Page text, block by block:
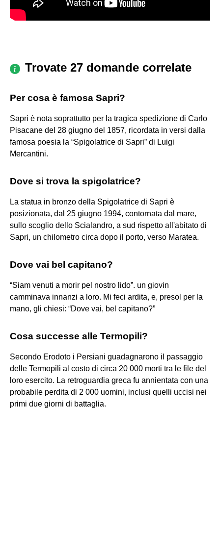
Trovate 27 domande correlate
Per cosa è famosa Sapri?
Sapri è nota soprattutto per la tragica spedizione di Carlo
Pisacane del 28 giugno del 1857, ricordata in versi dalla
famosa poesia la “Spigolatrice di Sapri” di Luigi
Mercantini.
Dove si trova la spigolatrice?
La statua in bronzo della Spigolatrice di Sapri è
posizionata, dal 25 giugno 1994, contornata dal mare,
sullo scoglio dello Scialandro, a sud rispetto all'abitato di
Sapri, un chilometro circa dopo il porto, verso Maratea.
Dove vai bel capitano?
“Siam venuti a morir pel nostro lido”. un giovin
camminava innanzi a loro. Mi feci ardita, e, presol per la
mano, gli chiesi: “Dove vai, bel capitano?”
Cosa successe alle Termopili?
Secondo Erodoto i Persiani guadagnarono il passaggio
delle Termopili al costo di circa 20 000 morti tra le file del
loro esercito. La retroguardia greca fu annientata con una
probabile perdita di 2 000 uomini, inclusi quelli uccisi nei
primi due giorni di battaglia.